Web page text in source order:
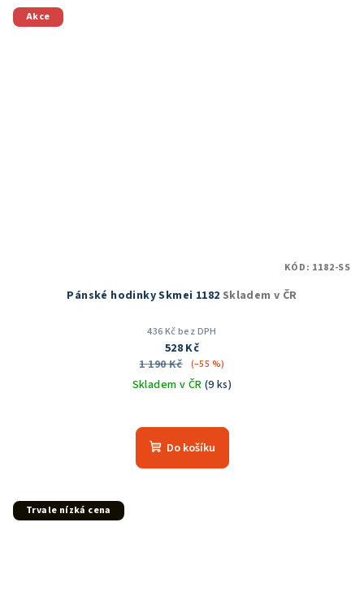
Akce
Pánské hodinky Skmei 1182 Skladem v ČR
436 Kč bez DPH
528 Kč
1 190 Kč
(–55 %)
Skladem v ČR (9 ks)
hodnocení
produktu
Do košíku
KÓD: 1182-SS
Trvale nízká cena